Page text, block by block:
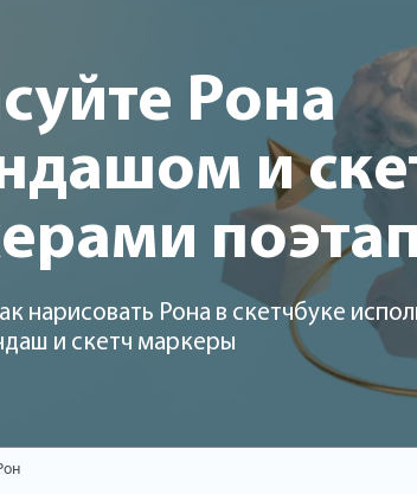
Рона
и
нарисовать Рона в скетчбуке
и скетч маркеры